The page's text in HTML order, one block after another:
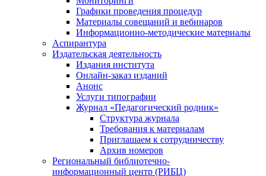
Графики проведения процедур
Материалы совещаний и вебинаров
Информационно-методические материалы
Аспирантура
Издательская деятельность
Издания института
Онлайн-заказ изданий
Анонс
Услуги типографии
Журнал «Педагогический родник»
Структура журнала
Требования к материалам
Приглашаем к сотрудничеству
Архив номеров
Региональный библиотечно-
информационный центр (РИБЦ)